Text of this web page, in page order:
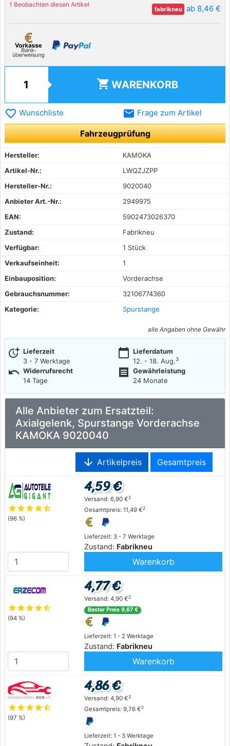
1 Beobachten diesen Artikel
fabrikneu ab 8,46 €
shopping_cart WARENKORB
favorite_border Wunschliste email Frage zum Artikel
Fahrzeugprüfung
Hersteller:
KAMOKA
Artikel-Nr.:
LWQZJZPP
Hersteller-Nr.:
9020040
Anbieter Art.-Nr.:
2949975
EAN:
5902473026370
Zustand:
Fabrikneu
Verfügbar:
1 Stück
Verkaufseinheit:
1
Einbauposition:
Vorderachse
Gebrauchsnummer:
32106774360
Kategorie:
Spurstange
alle Angaben ohne Gewähr
more_time Lieferzeit
3 - 7 Werktage
calendar_today Lieferdatum
12. - 18. Aug.3
undo Widerrufsrecht
14 Tage
receipt
Gewährleistung
24 Monate
Alle Anbieter zum Ersatzteil:
Axialgelenk, Spurstange Vorderachse
KAMOKA 9020040
arrow_downward Artikelpreis Gesamtpreis
starstarstarstarstar_half
(96 %)
Lieferzeit: 3 - 7 Werktage
Zustand: Fabrikneu
4,59 €
Versand: 6,90 €2
Gesamtpreis: 11,49 €2
Warenkorb
starstarstarstarstar_half
(94 %)
Lieferzeit: 1 - 2 Werktage
Zustand: Fabrikneu
4,77 €
Versand: 4,90 €2
Bester Preis 9,67 €
Warenkorb
starstarstarstarstar_half
(97 %)
Lieferzeit: 1 - 3 Werktage
4,86 €
Versand: 4,90 €2
Gesamtpreis: 9,76 €2